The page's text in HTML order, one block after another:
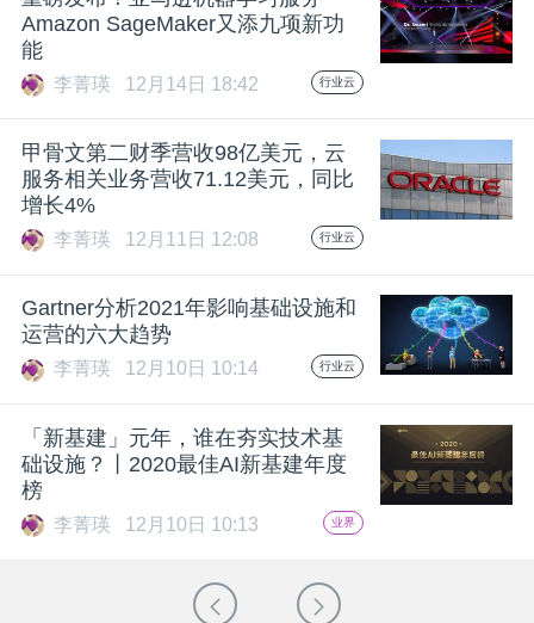
Amazon SageMaker又添九项新功
能
李菁瑛 12月14日 18:42 行业云
甲骨文第二财季营收98亿美元，云
服务相关业务营收71.12美元，同比
增长4%
李菁瑛 12月11日 12:08 行业云
Gartner分析2021年影响基础设施和
运营的六大趋势
李菁瑛 12月10日 10:14 行业云
「新基建」元年，谁在夯实技术基
础设施？丨2020最佳AI新基建年度
榜
李菁瑛 12月10日 10:13 业界